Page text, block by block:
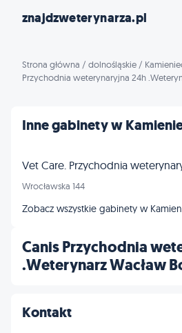
znajdzweterynarza.pl
Strona główna / dolnośląskie /
Przychodnia weterynaryjna 24h
Canis Przychodnia
.Weterynarz Wacław
Kontakt
Inne gabinety w
Wrocławska 144
Zobacz wszystkie gabinety w